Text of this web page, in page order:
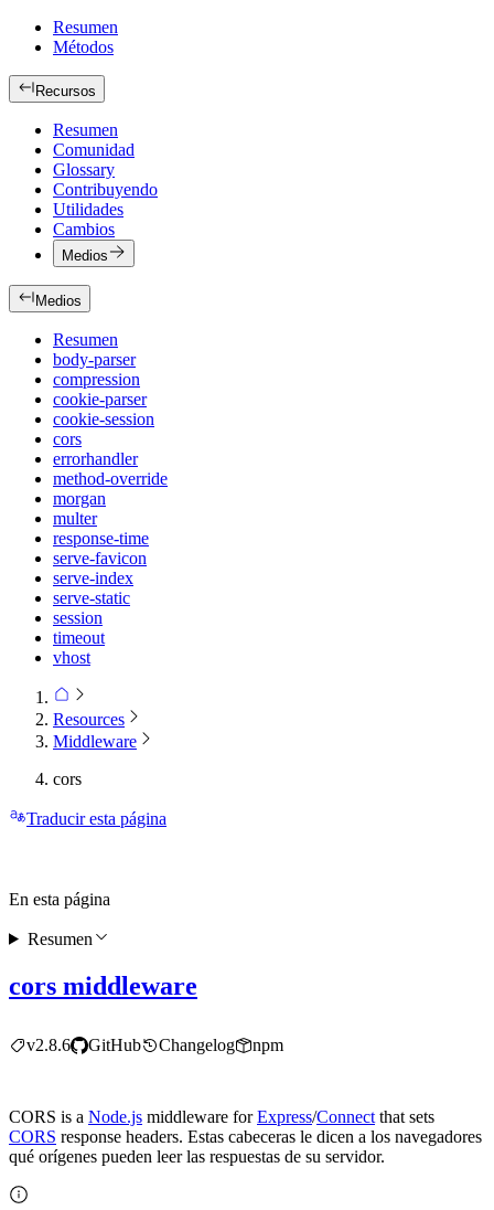
Resumen
Métodos
Recursos
Resumen
Comunidad
Glossary
Contribuyendo
Utilidades
Cambios
Medios
Medios
Resumen
body-parser
compression
cookie-parser
cookie-session
cors
errorhandler
method-override
morgan
multer
response-time
serve-favicon
serve-index
serve-static
session
timeout
vhost
Resources
Middleware
cors
Traducir esta página
cors middleware
v2.8.6 GitHub Changelog npm
CORS is a Node.js middleware forExpress/Connect that sets
CORS response headers. Estas cabeceras le dicen a los navegadores
qué orígenes pueden leer las respuestas de su servidor.
En esta página
Resumen